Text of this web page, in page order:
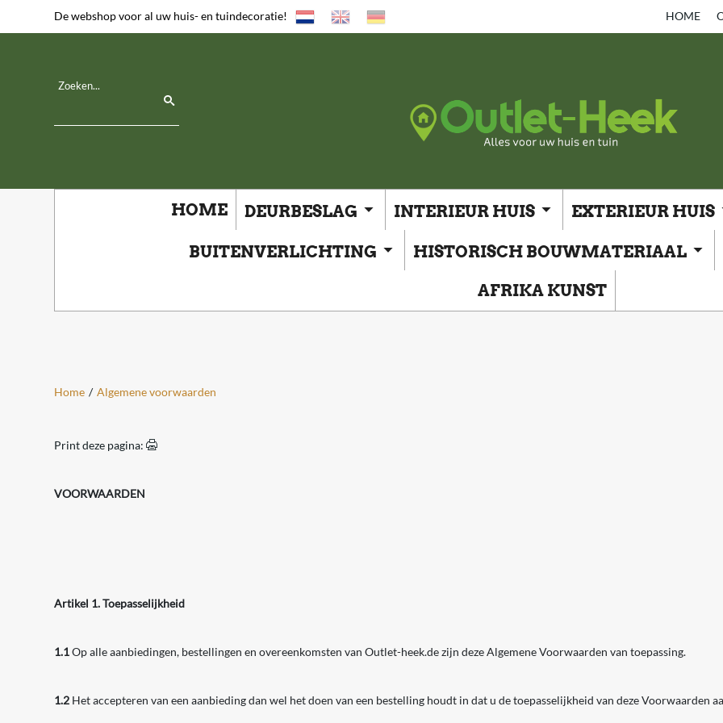
De webshop voor al uw huis- en tuindecoratie! HOME
HOME DEURBESLAG INTERIEUR HUIS EXTERIEUR HUIS
BUITENVERLICHTING HISTORISCH BOUWMATERIAAL
AFRIKA KUNST
Home / Algemene voorwaarden
Print deze pagina:
VOORWAARDEN
Artikel 1. Toepasselijkheid
1.1Op alle aanbiedingen, bestellingen en overeenkomsten van Outlet-heek.de zijn deze Algemene Voorwaarden van toepassing.
1.2 Het accepteren van een aanbieding dan wel het doen van een bestelling houdt in dat u de toepasselijkheid van deze Voorwaarden